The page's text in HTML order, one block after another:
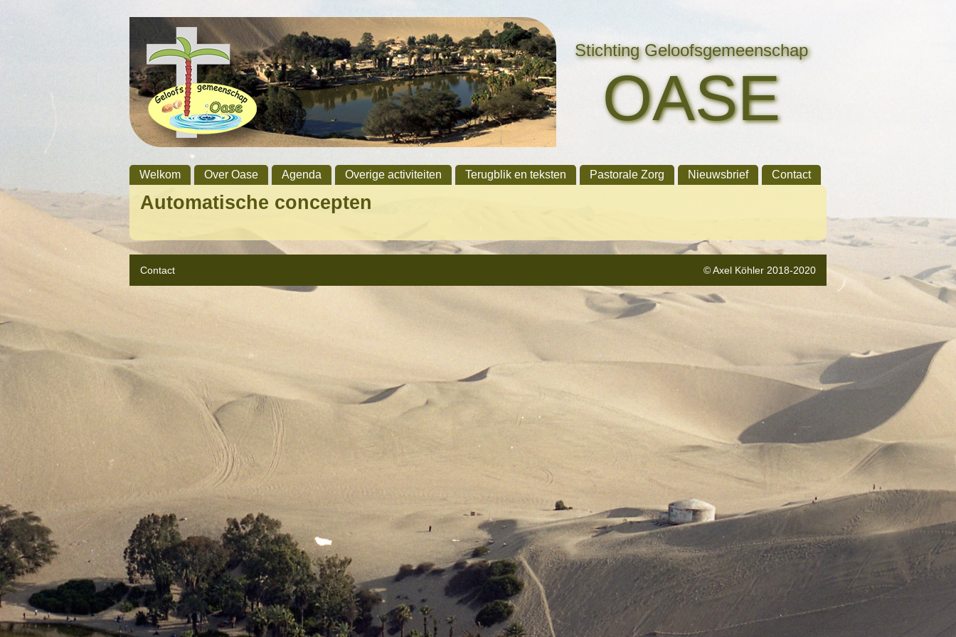
Stichting Geloofsgemeenschap
OASE
Welkom Over Oase Agenda Overige activiteiten Terugblik en teksten Pastorale Zorg Nieuwsbrief Contact
Automatische concepten
Contact © Axel Köhler 2018-2020